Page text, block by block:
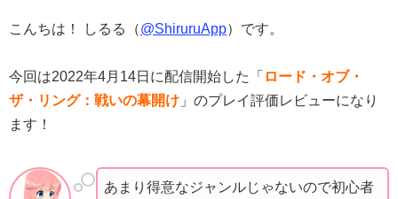
こんちは！ しるる（@ShiruruApp）です。
今回は2022年4月14日に配信開始した「 ロード・オブ・
ザ・リング：戦いの幕開け 」のプレイ評価レビューになり
ます！
あまり得意なジャンルじゃないので初心者